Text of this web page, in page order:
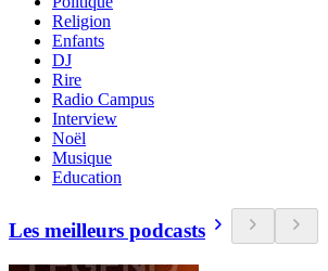
Religion
Enfants
DJ
Rire
Radio Campus
Interview
Noël
Musique
Education
Les meilleurs podcasts